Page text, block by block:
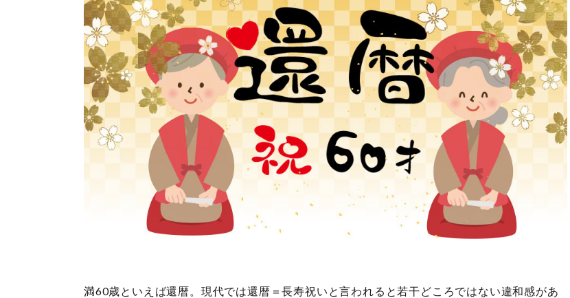
満60歳といえば還暦。現代では還暦＝長寿祝いと言われると若干どころではない違和感があ